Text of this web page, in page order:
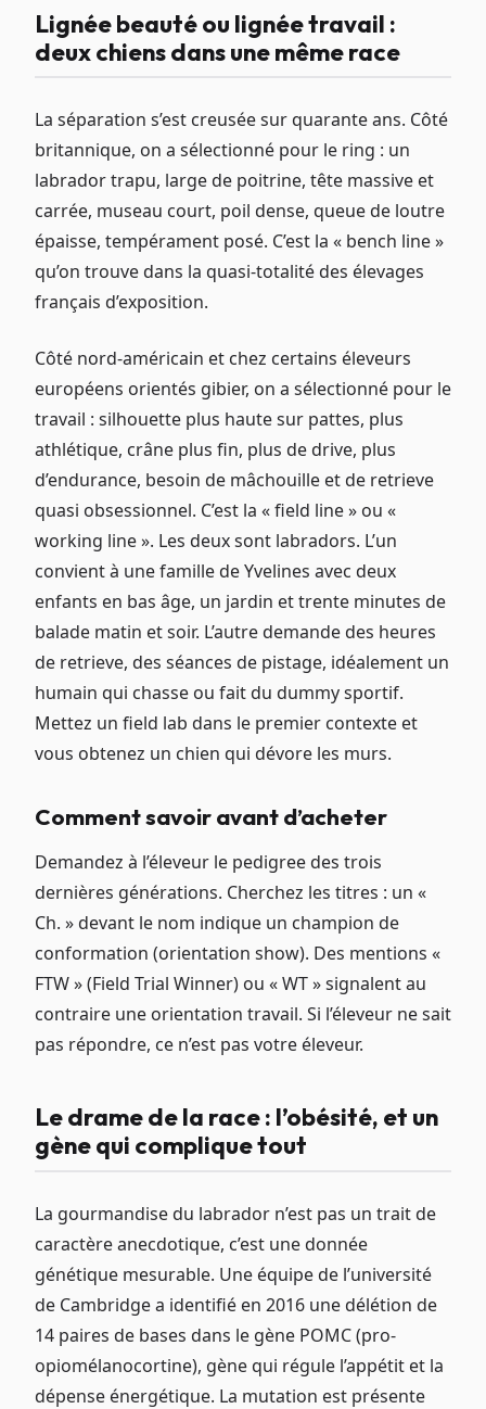
Lignée beauté ou lignée travail :
deux chiens dans une même race
La séparation s’est creusée sur quarante ans. Côté
britannique, on a sélectionné pour le ring : un
labrador trapu, large de poitrine, tête massive et
carrée, museau court, poil dense, queue de loutre
épaisse, tempérament posé. C’est la « bench line »
qu’on trouve dans la quasi-totalité des élevages
français d’exposition.
Côté nord-américain et chez certains éleveurs
européens orientés gibier, on a sélectionné pour le
travail : silhouette plus haute sur pattes, plus
athlétique, crâne plus fin, plus de drive, plus
d’endurance, besoin de mâchouille et de retrieve
quasi obsessionnel. C’est la « field line » ou «
working line ». Les deux sont labradors. L’un
convient à une famille de Yvelines avec deux
enfants en bas âge, un jardin et trente minutes de
balade matin et soir. L’autre demande des heures
de retrieve, des séances de pistage, idéalement un
humain qui chasse ou fait du dummy sportif.
Mettez un field lab dans le premier contexte et
vous obtenez un chien qui dévore les murs.
Comment savoir avant d’acheter
Demandez à l’éleveur le pedigree des trois
dernières générations. Cherchez les titres : un «
Ch. » devant le nom indique un champion de
conformation (orientation show). Des mentions «
FTW » (Field Trial Winner) ou « WT » signalent au
contraire une orientation travail. Si l’éleveur ne sait
pas répondre, ce n’est pas votre éleveur.
Le drame de la race : l’obésité, et un
gène qui complique tout
La gourmandise du labrador n’est pas un trait de
caractère anecdotique, c’est une donnée
génétique mesurable. Une équipe de l’université
de Cambridge a identifié en 2016 une délétion de
14 paires de bases dans le gène POMC (pro-
opiomélanocortine), gène qui régule l’appétit et la
dépense énergétique. La mutation est présente